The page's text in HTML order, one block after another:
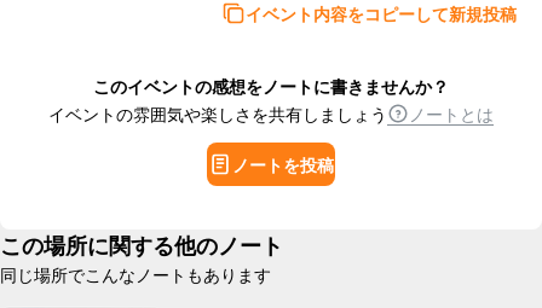
イベント内容をコピーして新規投稿
このイベントの感想をノートに書きませんか？
イベントの雰囲気や楽しさを共有しましょう
ノートとは
ノートを投稿
この場所に関する他のノート
同じ場所でこんなノートもあります